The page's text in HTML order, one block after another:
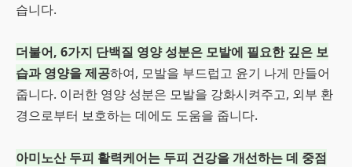
습니다.
더불어, 6가지 단백질 영양 성분은 모발에 필요한 깊은 보
습과 영양을 제공하여, 모발을 부드럽고 윤기 나게 만들어
줍니다. 이러한 영양 성분은 모발을 강화시켜주고, 외부 환
경으로부터 보호하는 데에도 도움을 줍니다.
아미노산 두피 활력케어는 두피 건강을 개선하는 데 중점